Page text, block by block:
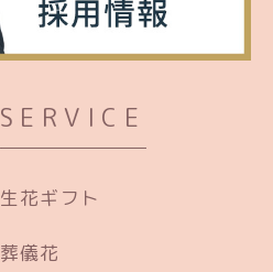
SERVICE
生花ギフト
葬儀花